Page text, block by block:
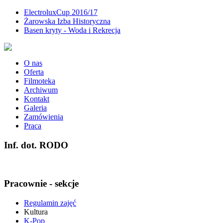
ElectroluxCup 2016/17
Żarowska Izba Historyczna
Basen kryty - Woda i Rekrecja
O nas
Oferta
Filmoteka
Archiwum
Kontakt
Galeria
Zamówienia
Praca
Inf. dot. RODO
Pracownie - sekcje
Regulamin zajęć
Kultura
K-Pop